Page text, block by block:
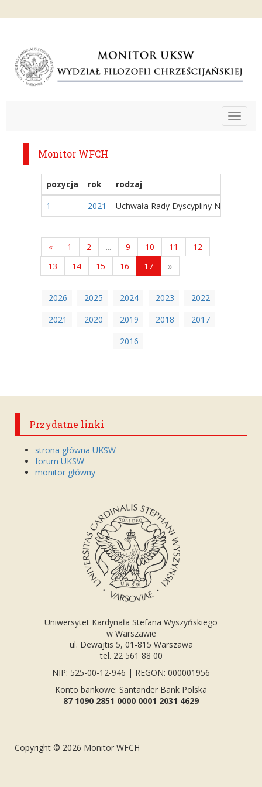
Toggle
Monitor WFCH
pozycja rok
rodzaj
1
2021 Uchwała Rady Dyscypliny Naukowej
« 1 2 ... 9 10 11
12
13
14 15 16 17 »
2026 2025 2024 2023
2022
2021
2020 2019 2018
2017
2016
Przydatne linki
strona główna UKSW
forum UKSW
monitor główny
Uniwersytet Kardynała Stefana Wyszyńskiego
w Warszawie
ul. Dewajtis 5, 01-815 Warszawa
tel. 22 561 88 00
NIP: 525-00-12-946 | REGON: 000001956
Konto bankowe: Santander Bank Polska
87 1090 2851 0000 0001 2031 4629
Copyright © 2026 Monitor WFCH